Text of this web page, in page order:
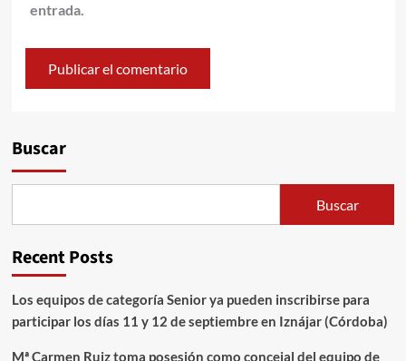
entrada.
Buscar
Buscar
Recent Posts
Los equipos de categoría Senior ya pueden inscribirse para
participar los días 11 y 12 de septiembre en Iznájar (Córdoba)
Mª Carmen Ruiz toma posesión como concejal del equipo de